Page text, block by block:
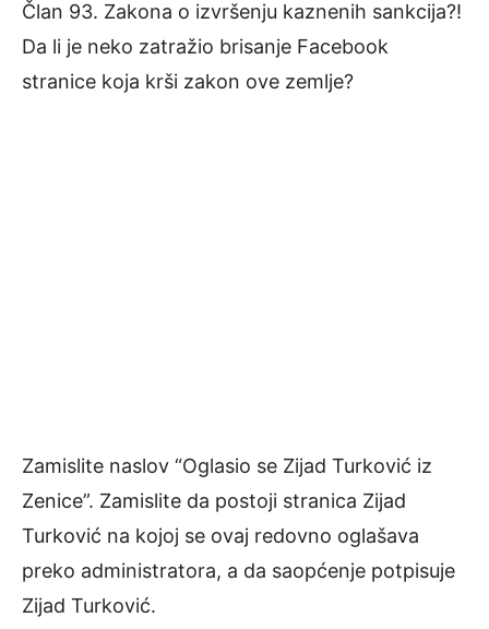
Član 93. Zakona o izvršenju kaznenih sankcija?!
Da li je neko zatražio brisanje Facebook
stranice koja krši zakon ove zemlje?
Zamislite naslov “Oglasio se Zijad Turković iz
Zenice”. Zamislite da postoji stranica Zijad
Turković na kojoj se ovaj redovno oglašava
preko administratora, a da saopćenje potpisuje
Zijad Turković.